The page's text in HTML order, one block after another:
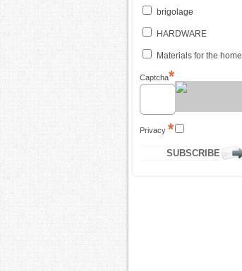
brigolage
HARDWARE
Materials for the home
Captcha
Privacy